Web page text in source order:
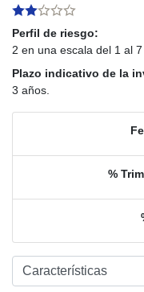
Perfil de riesgo:
2 en una escala del 1 al 7
Plazo indicativo de la
3 años.
%